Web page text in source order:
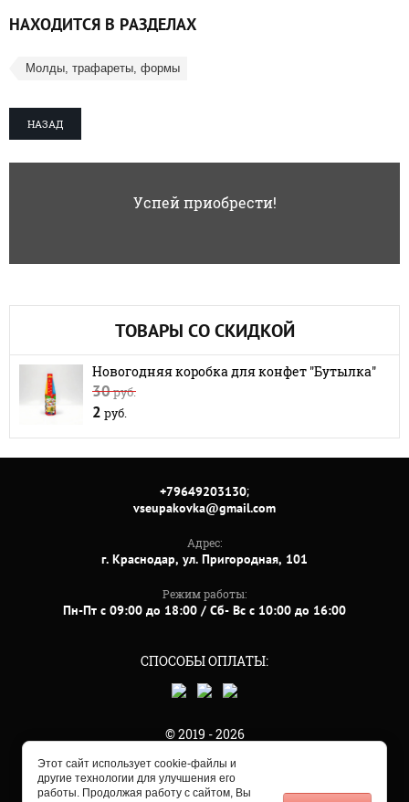
НАХОДИТСЯ В РАЗДЕЛАХ
Молды, трафареты, формы
НАЗАД
Успей приобрести!
ТОВАРЫ СО СКИДКОЙ
Новогодняя коробка для конфет "Бутылка"
30руб.
2 руб.
+79649203130;
vseupakovka@gmail.com
Адрес:
г. Краснодар, ул. Пригородная, 101
Режим работы:
Пн-Пт с 09:00 до 18:00 / Сб- Вс с 10:00 до 16:00
СПОСОБЫ ОПЛАТЫ:
© 2019 - 2026
Этот сайт использует cookie-файлы и
другие технологии для улучшения его
работы. Продолжая работу с сайтом, Вы